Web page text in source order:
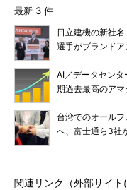
最新 3 件
日立建機の新社
選手がブランド
AI／データセン
期過去最高のアマ
台湾でのオール
へ、富士通ら3社
関連リンク（外部サイト